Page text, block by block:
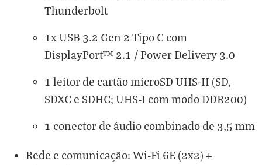
Thunderbolt
1x USB 3.2 Gen 2 Tipo C com
DisplayPort™ 2.1 / Power Delivery 3.0
1 leitor de cartão microSD UHS-II (SD,
SDXC e SDHC; UHS-I com modo DDR200)
1 conector de áudio combinado de 3,5 mm
Rede e comunicação: Wi-Fi 6E (2x2) +